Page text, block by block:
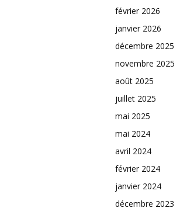
février 2026
janvier 2026
décembre 2025
novembre 2025
août 2025
juillet 2025
mai 2025
mai 2024
avril 2024
février 2024
janvier 2024
décembre 2023